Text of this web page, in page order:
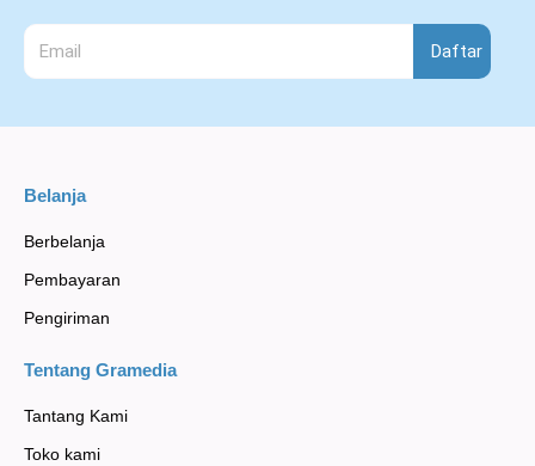
Daftar
Belanja
Berbelanja
Pembayaran
Pengiriman
Tentang Gramedia
Tantang Kami
Toko kami